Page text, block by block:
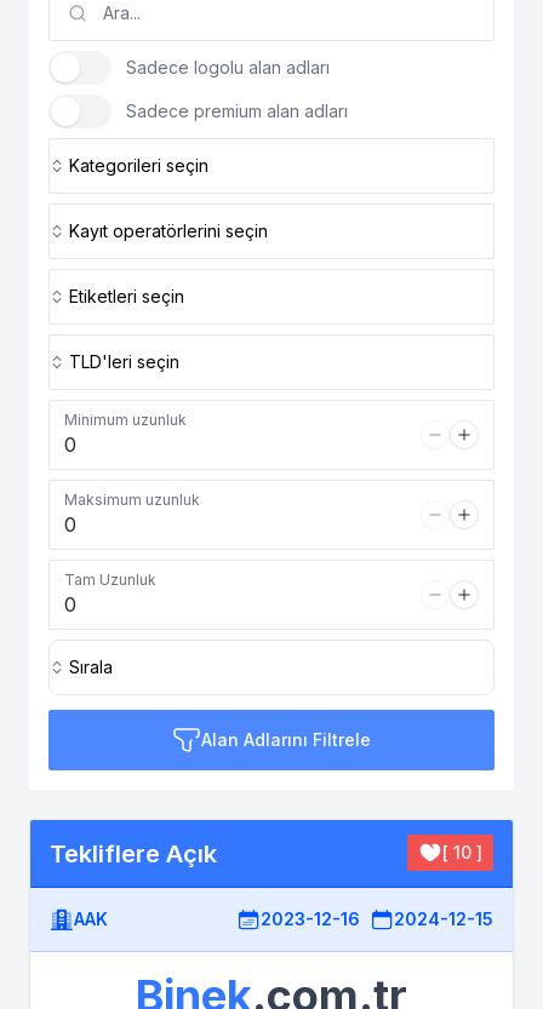
Sadece logolu alan adları
Sadece premium alan adları
Kategorileri seçin
Kayıt operatörlerini seçin
Etiketleri seçin
TLD'leri seçin
Minimum uzunluk
Maksimum uzunluk
Tam Uzunluk
Sırala
Alan Adlarını Filtrele
Tekliflere Açık [ 10 ]
AAK 2023-12-16 2024-12-15
Binek.com.tr